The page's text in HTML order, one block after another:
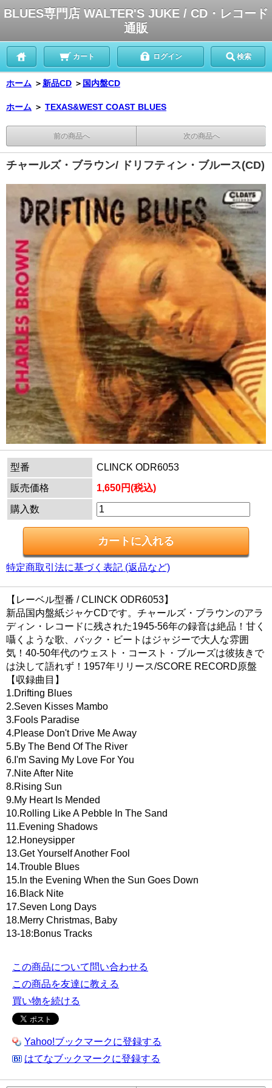
BLUES専門店 WALTER'S JUKE / CD・レコード
通販
カート ログイン 検索
ホーム ＞ 新品CD ＞ 国内盤CD
ホーム ＞ TEXAS&WEST COAST BLUES
前の商品へ 次の商品へ
チャールズ・ブラウン/ ドリフティン・ブルース(CD)
型番
CLINCK ODR6053
販売価格
1,650円(税込)
購入数
特定商取引法に基づく表記 (返品など)
【レーベル型番 / CLINCK ODR6053】
新品国内盤紙ジャケCDです。チャールズ・ブラウンのアラ
ディン・レコードに残された1945-56年の録音は絶品！甘く
囁くような歌、バック・ビートはジャジーで大人な雰囲
気！40-50年代のウェスト・コースト・ブルーズは彼抜きで
は決して語れず！1957年リリース/SCORE RECORD原盤
【収録曲目】
1.Drifting Blues
2.Seven Kisses Mambo
3.Fools Paradise
4.Please Don't Drive Me Away
5.By The Bend Of The River
6.I'm Saving My Love For You
7.Nite After Nite
8.Rising Sun
9.My Heart Is Mended
10.Rolling Like A Pebble In The Sand
11.Evening Shadows
12.Honeysipper
13.Get Yourself Another Fool
14.Trouble Blues
15.In the Evening When the Sun Goes Down
16.Black Nite
17.Seven Long Days
18.Merry Christmas, Baby
13-18:Bonus Tracks
この商品について問い合わせる
この商品を友達に教える
買い物を続ける
Yahoo!ブックマークに登録する
はてなブックマークに登録する